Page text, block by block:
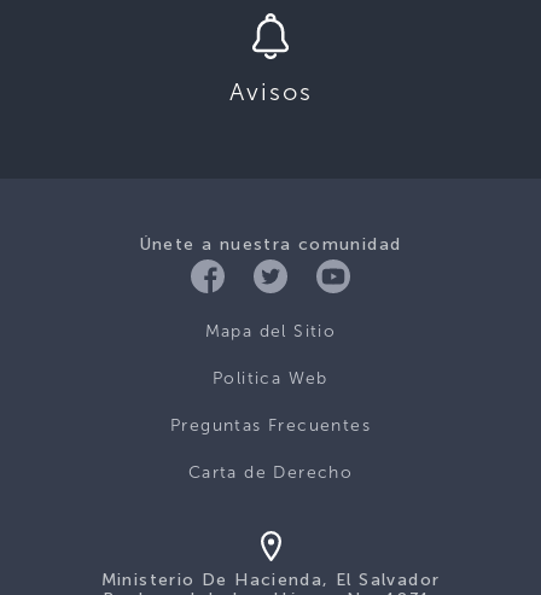
Avisos
Únete a nuestra comunidad
Mapa del Sitio
Politica Web
Preguntas Frecuentes
Carta de Derecho
Ministerio De Hacienda, El Salvador